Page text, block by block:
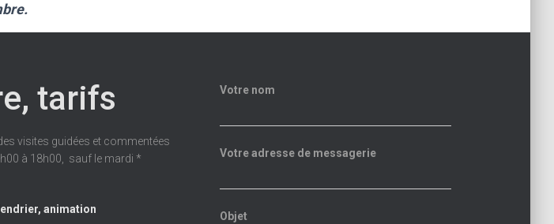
tarifs
visites guidées et commentées
à 18h00, sauf le mardi *
animation
Votre nom
Votre adresse de messagerie
Objet